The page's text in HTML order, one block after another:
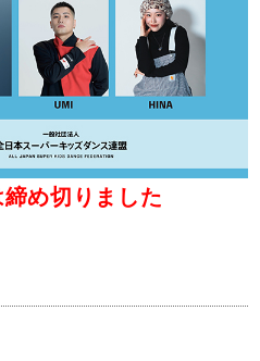
め切りました